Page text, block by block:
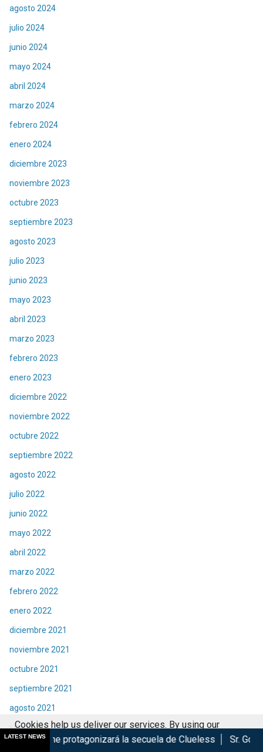
agosto 2024
julio 2024
junio 2024
mayo 2024
abril 2024
marzo 2024
febrero 2024
enero 2024
diciembre 2023
noviembre 2023
octubre 2023
septiembre 2023
agosto 2023
julio 2023
junio 2023
mayo 2023
abril 2023
marzo 2023
febrero 2023
enero 2023
diciembre 2022
noviembre 2022
octubre 2022
septiembre 2022
agosto 2022
julio 2022
junio 2022
mayo 2022
abril 2022
marzo 2022
febrero 2022
enero 2022
diciembre 2021
noviembre 2021
octubre 2021
septiembre 2021
agosto 2021
julio 2021
LATEST NEWS la secuela de Clueless Sr. González lanza el
Cookies help us deliver our services. By using our
services, you agree to our use of cookies.
Got it